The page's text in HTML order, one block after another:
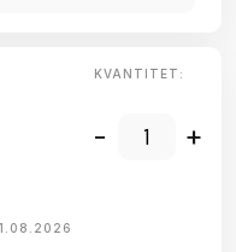
KVANTITET:
- +